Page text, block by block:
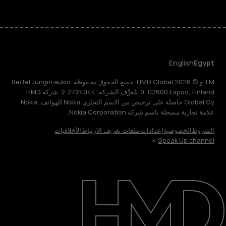
حول
الدعم
Egypt
English
TM و © 2026 HMD Global. جميع الحقوق محفوظة. Bertel Jungin aukio
9, 02600 Espoo, Finland. مُعرِّف الشركة: 2724044-2. شركة HMD
Global Oy حاصلة على ترخيص من الاسم التجاري Nokia للهواتف. Nokia
علامة تجارية مسجلة باسم شركة Nokia Corporation.
الشروطالخصوصيةإعدادات ملفات تعريف الارتباطالأخلاقيات
Speak Up channel